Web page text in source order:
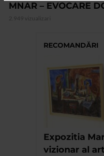
MNAR – EVOCARE
2.949 vizualizari
RECOMANDĂRI
Expozitia
vizionar al